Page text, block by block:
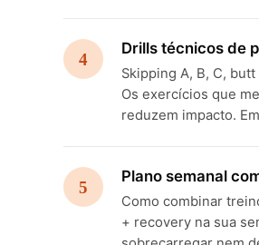
4
Drills técnicos de
Skipping A, B, C,
Os exercícios que
reduzem impacto.
5
Plano semanal
Como combinar
+ recovery na sua